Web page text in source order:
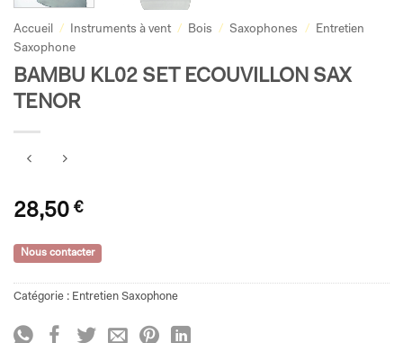
Accueil / Instruments à vent / Bois / Saxophones /
Entretien
Saxophone
BAMBU KL02 SET ECOUVILLON SAX
TENOR
28,50 €
Nous contacter
Catégorie : Entretien Saxophone